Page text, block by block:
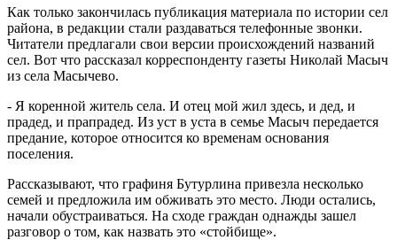
Как только закончилась публикация материала по истории сел
района, в редакции стали раздаваться телефонные звонки.
Читатели предлагали свои версии происхождений названий
сел. Вот что рассказал корреспонденту газеты Николай Масыч
из села Масычево.
- Я коренной житель села. И отец мой жил здесь, и дед, и
прадед, и прапрадед. Из уст в уста в семье Масыч передается
предание, которое относится ко временам основания
поселения.
Рассказывают, что графиня Бутурлина привезла несколько
семей и предложила им обживать это место. Люди остались,
начали обустраиваться. На сходе граждан однажды зашел
разговор о том, как назвать это «стойбище».